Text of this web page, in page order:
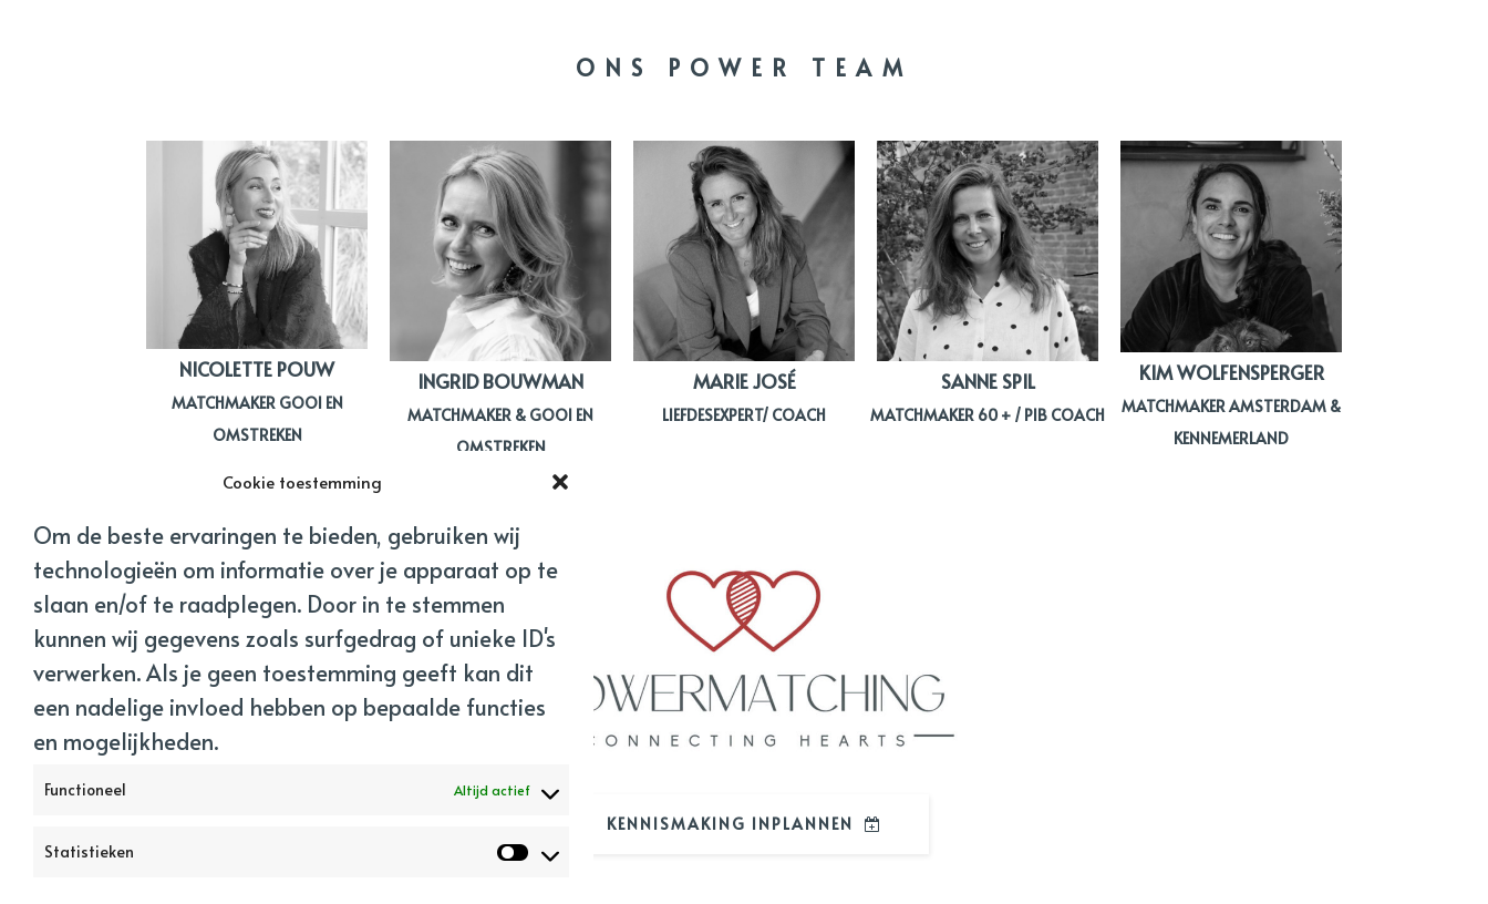
Cookie toestemming
Om de beste ervaringen te bieden, gebruiken wij
technologieën om informatie over je apparaat op te
slaan en/of te raadplegen. Door in te stemmen
kunnen wij gegevens zoals surfgedrag of unieke ID's
verwerken. Als je geen toestemming geeft kan dit
een nadelige invloed hebben op bepaalde functies
en mogelijkheden.
Functioneel Altijd actief
Statistieken Statistieken
ONS POWER TEAM
NICOLETTE POUW
MATCHMAKER GOOI EN
OMSTREKEN
INGRID BOUWMAN
MATCHMAKER & GOOI EN
OMSTREKEN
MARIE JOSÉ
LIEFDESEXPERT/ COACH
SANNE SPIL
MATCHMAKER 60 + / PIB COACH
KIM WOLFENSPERGER
MATCHMAKER AMSTERDAM &
KENNEMERLAND
KENNISMAKING INPLANNEN